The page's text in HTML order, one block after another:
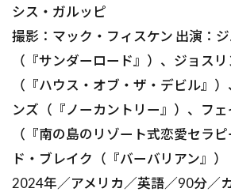
シス・ガルッピ
撮影：マック・フィスケン 出演：
（『サンダーロード』）、ジョス
（『ハウス・オブ・ザ・デビル』
ンズ（『ノーカントリー』）、フ
（『南の島のリゾート式恋愛セラ
ド・ブレイク（『バーバリアン』）
2024年／アメリカ／英語／90分／